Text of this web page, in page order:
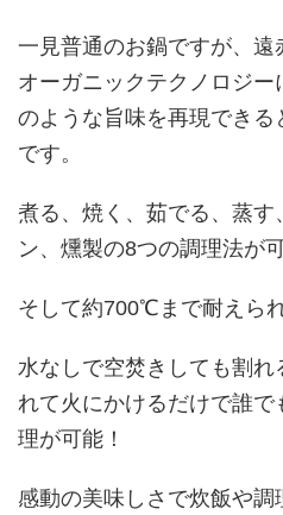
一見普通のお鍋ですが、遠
オーガニックテクノロジ
のような旨味を再現でき
です。
煮る、焼く、茹でる、蒸
ン、燻製の8つの調理法が
そして約700℃まで耐えら
水なしで空焚きしても割れ
れて火にかけるだけで誰
理が可能！
感動の美味しさで炊飯や調